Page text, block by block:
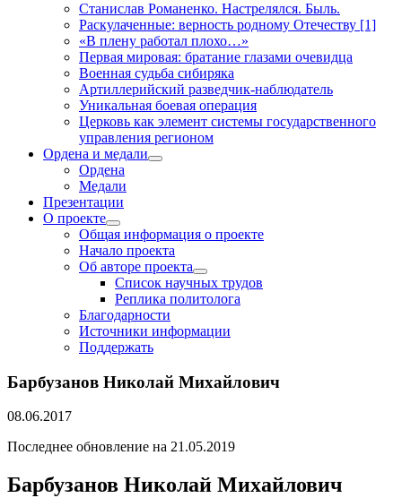
Станислав Романенко. Настрелялся. Быль.
Раскулаченные: верность родному Отечеству [1]
«В плену работал плохо…»
Первая мировая: братание глазами очевидца
Военная судьба сибиряка
Артиллерийский разведчик-наблюдатель
Уникальная боевая операция
Церковь как элемент системы государственного
управления регионом
Ордена и медали
открыть
Ордена
Медали
Презентации
О проекте
открыть
меню
Общая информация о проекте
Начало проекта
Об авторе проекта
открыть
меню
Список научных трудов
Реплика политолога
Благодарности
Источники информации
Поддержать
Барбузанов Николай Михайлович
08.06.2017
Последнее обновление на 21.05.2019
Барбузанов Николай Михайлович